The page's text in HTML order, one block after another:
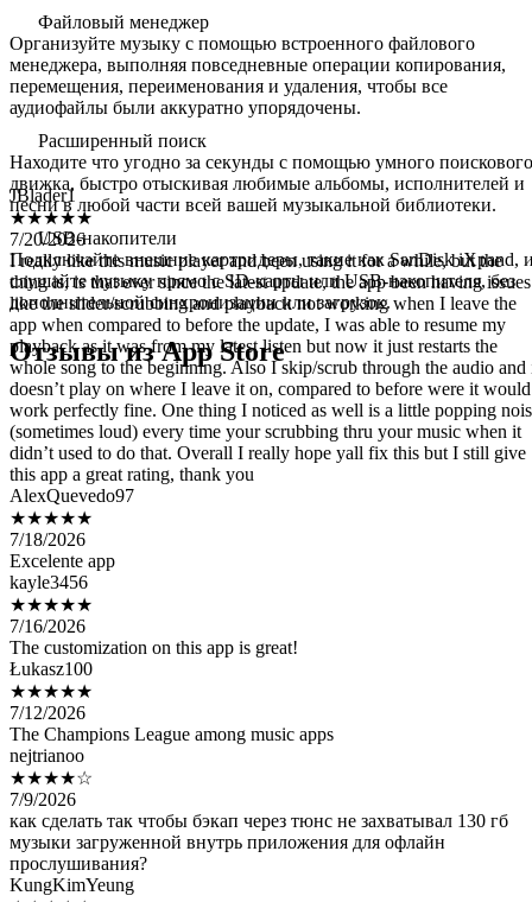
Файловый менеджер
Организуйте музыку с помощью встроенного файлового
менеджера, выполняя повседневные операции копирования,
перемещения, переименования и удаления, чтобы все
аудиофайлы были аккуратно упорядочены.
Расширенный поиск
Находите что угодно за секунды с помощью умного поискового
движка, быстро отыскивая любимые альбомы, исполнителей и
песни в любой части всей вашей музыкальной библиотеки.
USB-накопители
Подключайте внешние картридеры, такие как SanDisk iXpand,
слушайте музыку прямо с SD-карты или USB-накопителя, без
дополнительной синхронизации или загрузок.
Отзывы из App Store
JBlader1
★★★★★
7/20/2026
I really like this music player and been using it for a while, but the
thing is, is that ever since the latest update, the app been having issues
like the slider/scrubbing and playback not working when I leave the
app when compared to before the update, I was able to resume my
playback as it was from my latest listen but now it just restarts the
whole song to the beginning. Also I skip/scrub through the audio and
doesn’t play on where I leave it on, compared to before were it would
work perfectly fine. One thing I noticed as well is a little popping
(sometimes loud) every time your scrubbing thru your music when it
didn’t used to do that. Overall I really hope yall fix this but I still give
this app a great rating, thank you
AlexQuevedo97
★★★★★
7/18/2026
Excelente app
kayle3456
★★★★★
7/16/2026
The customization on this app is great!
Łukasz100
★★★★★
7/12/2026
The Champions League among music apps
nejtrianoo
★★★★☆
7/9/2026
как сделать так чтобы бэкап через тюнс не захватывал 130 гб
музыки загруженной внутрь приложения для офлайн
прослушивания?
KungKimYeung
★★★★★
7/8/2026